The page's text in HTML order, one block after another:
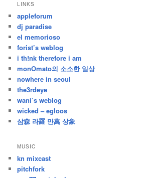
난
글
LINKS
appleforum
dj paradise
el memorioso
forist’s weblog
i th!nk therefore i am
monOmato의 소소한 일상
nowhere in seoul
the3rdeye
wani’s weblog
wicked – egloos
삼森 라羅 만萬 상象
MUSIC
kn mixcast
pitchfork